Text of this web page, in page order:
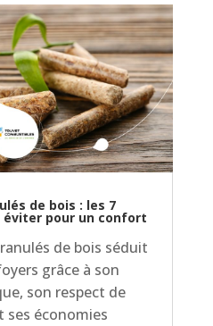
de bois : les 7
pour un confort
de bois séduit
grâce à son
son respect de
économies